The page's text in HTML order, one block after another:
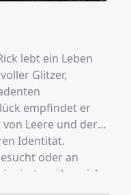
lebt ein Leben
Glitzer,
empfindet er
Leere und der
Identität.
oder an
er über sich
die wichtig für